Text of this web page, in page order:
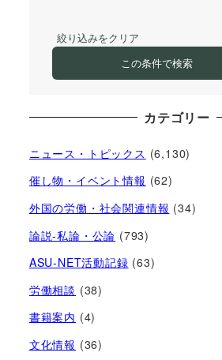
絞り込みをクリア
この条件で検索
カテゴリー
ニュース・トピックス (6,130)
催し物・イベント情報 (62)
外国の労働・社会関連情報 (34)
論説-私論・公論 (793)
ASU-NET活動記録 (63)
労働相談 (38)
書籍案内 (4)
文化情報 (36)